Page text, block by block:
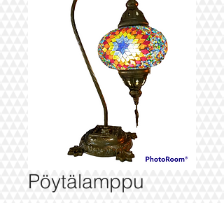
Pöytälamppu